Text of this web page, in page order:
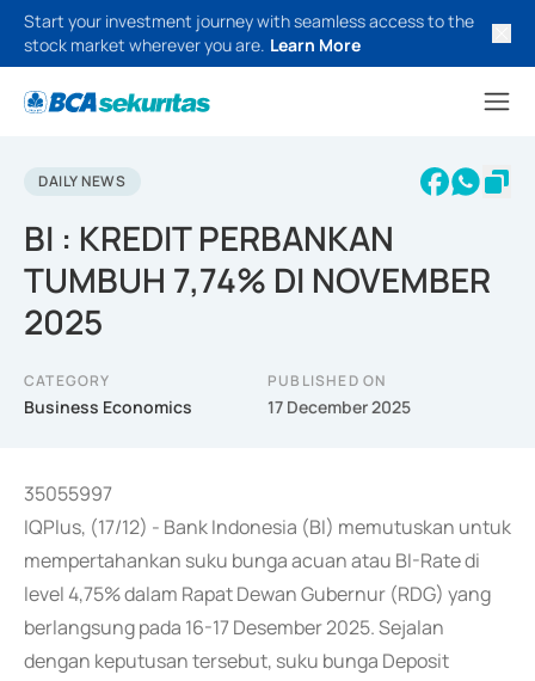
Start your investment journey with seamless access to the
stock market wherever you are. Learn More
DAILY NEWS
BI : KREDIT PERBANKAN
TUMBUH 7,74% DI NOVEMBER
2025
CATEGORY
Business Economics
PUBLISHED ON
17 December 2025
35055997
IQPlus, (17/12) - Bank Indonesia (BI) memutuskan untuk
mempertahankan suku bunga acuan atau BI-Rate di
level 4,75% dalam Rapat Dewan Gubernur (RDG) yang
berlangsung pada 16-17 Desember 2025. Sejalan
dengan keputusan tersebut, suku bunga Deposit